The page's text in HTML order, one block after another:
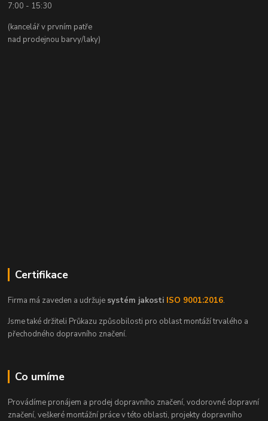
7:00 - 15:30
(kancelář v prvním patře
nad prodejnou barvy/laky)
Certifikace
Firma má zaveden a udržuje systém jakosti ISO 9001:2016.
Jsme také držiteli Průkazu způsobilosti pro oblast montáží trvalého a
přechodného dopravního značení.
Co umíme
Provádíme pronájem a prodej dopravního značení, vodorovné dopravní
značení, veškeré montážní práce v této oblasti, projekty dopravního